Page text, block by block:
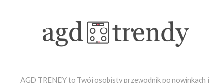
AGD TRENDY to Twój osobisty przewodnik po nowinkach i